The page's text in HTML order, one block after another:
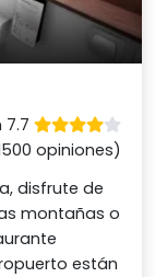
opiniones)
disfrute de
montañas o
están